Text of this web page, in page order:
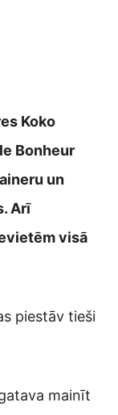
Koko
Bonheur
un
Arī
visā
piestāv tieši
mainīt